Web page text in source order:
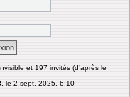
et 197 invités (d’après le
, le 2 sept. 2025, 6:10